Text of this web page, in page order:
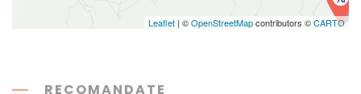
Leaflet | ©OpenStreetMapcontributors ©CARTO
RECOMANDATE